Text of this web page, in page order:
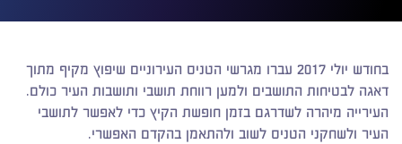
בחודש יולי 2017 עברו מגרשי הטניס העירוניים שיפוץ מקיף מתוך
דאגה לבטיחות התושבים ולמען רווחת תושבי ותושבות העיר כולם.
העירייה מיהרה לשדרגם בזמן חופשת הקיץ כדי לאפשר לתושבי
העיר ולשחקני הטניס לשוב ולהתאמן בהקדם האפשרי.